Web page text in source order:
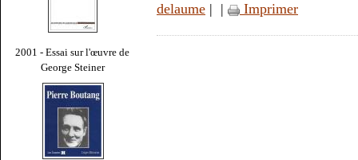
2001 - Essai sur l'œuvre de
George Steiner
delaume | | Imprimer